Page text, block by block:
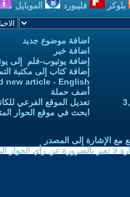
بلوكر فليبورد الموبايل
اضافة موضوع جديد
اضافة خبر
إضافة يوتيوب-فلم إلى
إضافة كتاب إلى مكتبة
new article - English
أضف حملة
تعديل الموقع الفرعي
ابحث في موقع الحوار
مع الإشارة إلى المصدر
لا تعبر بالضرورة عن رأي الحوار